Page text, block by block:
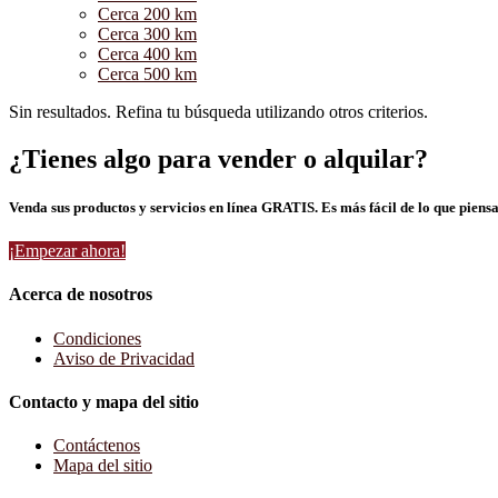
Cerca 200 km
Cerca 300 km
Cerca 400 km
Cerca 500 km
Sin resultados. Refina tu búsqueda utilizando otros criterios.
¿Tienes algo para vender o alquilar?
Venda sus productos y servicios en línea GRATIS. Es más fácil de lo que
¡Empezar ahora!
Acerca de nosotros
Condiciones
Aviso de Privacidad
Contacto y mapa del sitio
Contáctenos
Mapa del sitio